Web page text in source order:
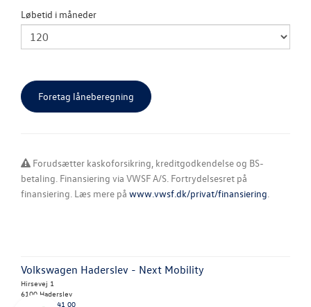
Løbetid i måneder
Forudsætter kaskoforsikring, kreditgodkendelse og BS-
betaling. Finansiering via VWSF A/S. Fortrydelsesret på
finansiering. Læs mere på www.vwsf.dk/privat/finansiering
Volkswagen Haderslev - Next Mobility
Hirsevej 1
6100 Haderslev
74 52 41 00